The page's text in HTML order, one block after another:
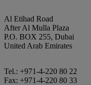
Al Etihad Road
After Al Mulla Plaza
P.O. BOX 255, Dubai
United Arab Emirates
Tel.: +971-4-220 80 22
Fax: +971-4-220 80 33